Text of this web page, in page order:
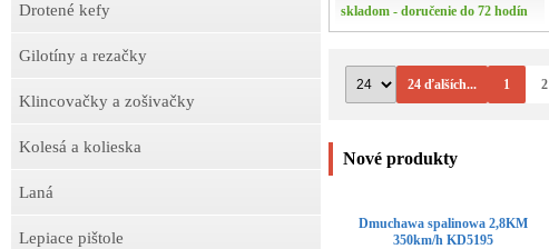
Drotené kefy
Gilotíny a rezačky
Klincovačky a zošivačky
Kolesá a kolieska
Laná
Lepiace pištole
skladom - doručenie do 72 hodín
24 ďalších... 1 2
Nové produkty
Dmuchawa spalinowa 2,8KM
350km/h KD5195